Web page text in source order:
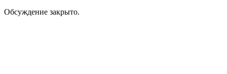
Обсуждение закрыто.